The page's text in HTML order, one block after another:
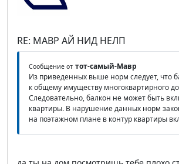
RE: МАВР АЙ НИД НЕЛП
Сообщение от тот-самый-Мавр
Из приведенных выше норм следует, что
к общему имуществу многоквартирного
Следовательно, балкон не может быть
квартиры. В нарушение данных норм
на поэтажном плане в контур квартиры